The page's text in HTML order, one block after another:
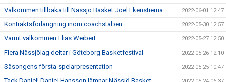
Välkommen tillbaka till Nässjö Basket Joel Ekenstierna 2022-06-01 12:47
Kontraktsförlängning inom coachstaben. 2022-05-30 12:57
Varmt välkommen Elias Weibert 2022-05-27 12:50
Flera Nässjölag deltar i Göteborg Basketfestival 2022-05-26 12:10
Säsongens första spelarpresentation 2022-05-25 10:47